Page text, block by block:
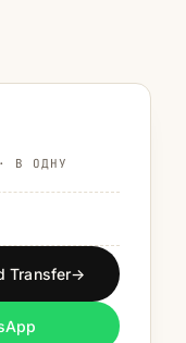
В ОДНУ
Transfer→